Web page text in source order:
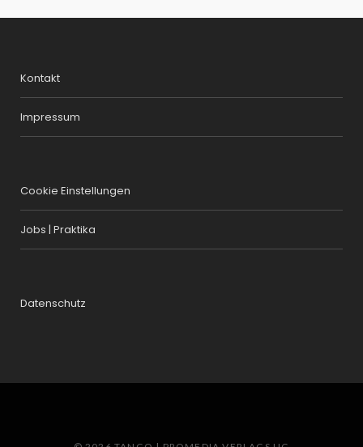
Kontakt
Impressum
Cookie Einstellungen
Jobs | Praktika
Datenschutz